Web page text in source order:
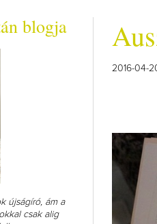
blogja
újságíró, ám a
csak alig
2016-04-